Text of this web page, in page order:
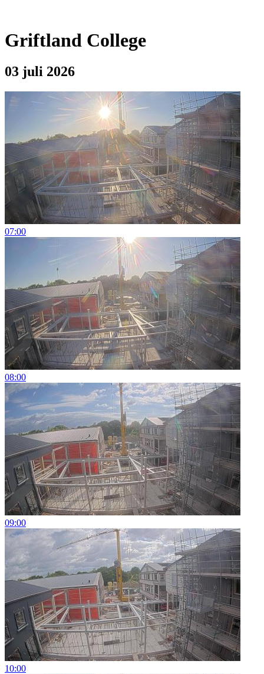
Griftland College
03 juli 2026
07:00
08:00
09:00
10:00